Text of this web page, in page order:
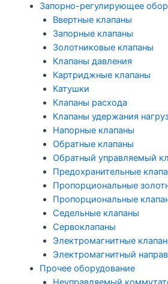
Запорно-регулирующее
Ввертные клапаны
Запорные клапаны
Золотниковые клапаны
Клапаны давления
Картриджные клапаны
Катушки
Клапаны расхода
Клапаны удержания
Напорные клапаны
Обратные клапаны
Обратный управляемый
Предохранительные
Пропорциональные
Пропорциональные
Седельные клапаны
Сервоклапаны
Электромагнитные
Электромагнитный
Прочее оборудование